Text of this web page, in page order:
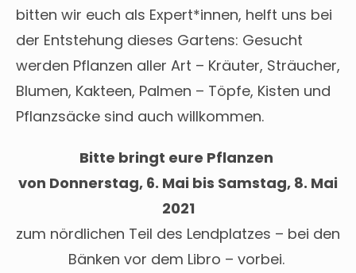
bitten wir euch als Expert*innen, helft uns bei
der Entstehung dieses Gartens: Gesucht
werden Pflanzen aller Art – Kräuter, Sträucher,
Blumen, Kakteen, Palmen – Töpfe, Kisten und
Pflanzsäcke sind auch willkommen.
Bitte bringt eure Pflanzen
von Donnerstag, 6. Mai bis Samstag, 8. Mai
2021
zum nördlichen Teil des Lendplatzes – bei den
Bänken vor dem Libro – vorbei.